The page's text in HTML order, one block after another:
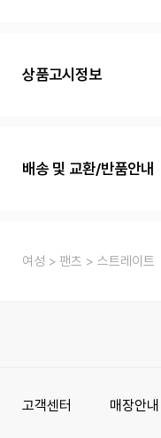
상품고시정보
배송 및 교환/반품안내
여성 팬츠 스트레이트
고객센터 매장안내